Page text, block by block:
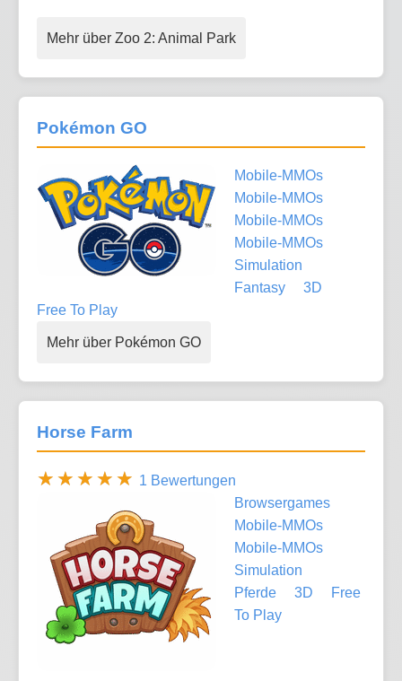
Mehr über Zoo 2: Animal Park
Pokémon GO
Mobile-MMOs
Mobile-MMOs
Mobile-MMOs
Mobile-MMOs
Simulation
Fantasy
3D
Free To Play
Mehr über Pokémon GO
Horse Farm
1 Bewertungen
Browsergames
Mobile-MMOs
Mobile-MMOs
Simulation
Pferde
3D
Free
To Play